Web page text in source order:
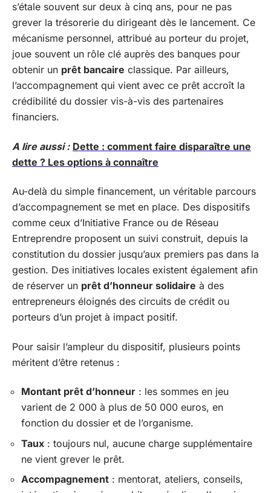
s’étale souvent sur deux à cinq ans, pour ne pas
grever la trésorerie du dirigeant dès le lancement. Ce
mécanisme personnel, attribué au porteur du projet,
joue souvent un rôle clé auprès des banques pour
obtenir un prêt bancaire classique. Par ailleurs,
l’accompagnement qui vient avec ce prêt accroît la
crédibilité du dossier vis-à-vis des partenaires
financiers.
A lire aussi : Dette : comment faire disparaître une
dette ? Les options à connaître
Au-delà du simple financement, un véritable parcours
d’accompagnement se met en place. Des dispositifs
comme ceux d’Initiative France ou de Réseau
Entreprendre proposent un suivi construit, depuis la
constitution du dossier jusqu’aux premiers pas dans la
gestion. Des initiatives locales existent également afin
de réserver un prêt d’honneur solidaire à des
entrepreneurs éloignés des circuits de crédit ou
porteurs d’un projet à impact positif.
Pour saisir l’ampleur du dispositif, plusieurs points
méritent d’être retenus :
Montant prêt d’honneur : les sommes en jeu
varient de 2 000 à plus de 50 000 euros, en
fonction du dossier et de l’organisme.
Taux : toujours nul, aucune charge supplémentaire
ne vient grever le prêt.
Accompagnement : mentorat, ateliers, conseils,